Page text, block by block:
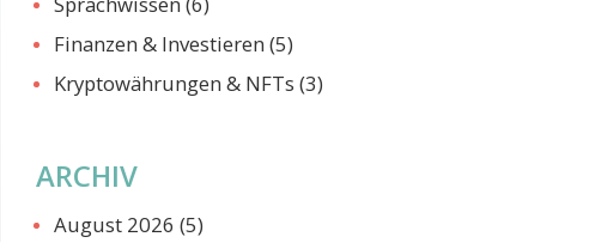
Finanzen & Investieren (5)
Kryptowährungen & NFTs (3)
ARCHIV
August 2026 (5)